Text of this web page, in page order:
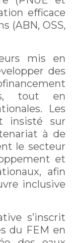
efficace
(ABN, OSS,
mis en
des
tout en
Les
insisté sur
à de
le secteur
et
afin
inclusive
s’inscrit
du FEM en